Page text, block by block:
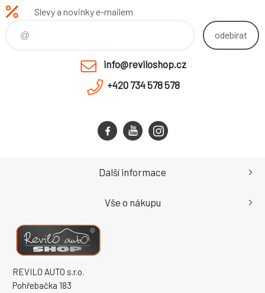
Slevy a novinky e-mailem
odebírat
info@reviloshop.cz
+420 734 578 578
REVILO AUTO s.r.o.
Pohřebačka 183
Další informace
Vše o nákupu